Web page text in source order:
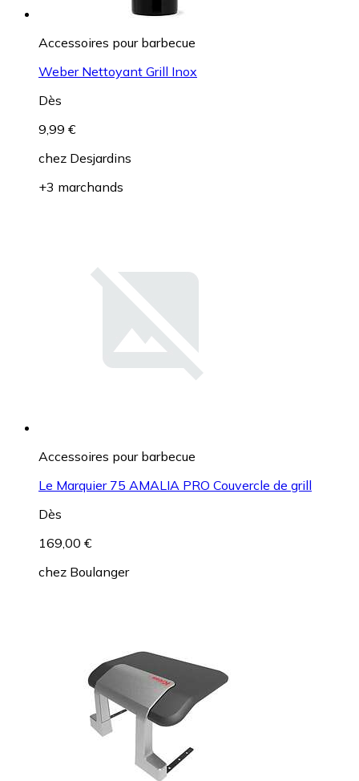
Accessoires pour barbecue
Weber Nettoyant Grill Inox
Dès
9,99 €
chez Desjardins
+3 marchands
Accessoires pour barbecue
Le Marquier 75 AMALIA PRO Couvercle de grill
Dès
169,00 €
chez Boulanger